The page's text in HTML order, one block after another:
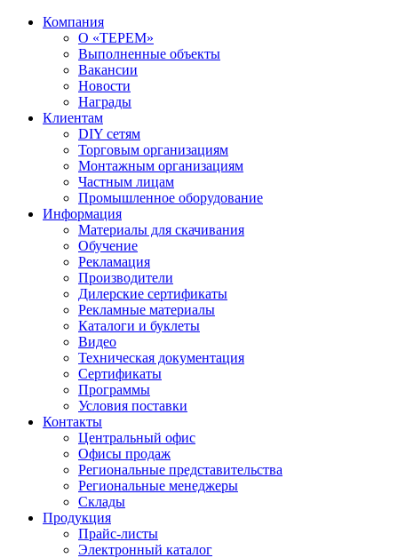
Компания
О «ТЕРЕМ»
Выполненные объекты
Вакансии
Новости
Награды
Клиентам
DIY сетям
Торговым организациям
Монтажным организациям
Частным лицам
Промышленное оборудование
Информация
Материалы для скачивания
Обучение
Рекламация
Производители
Дилерские сертификаты
Рекламные материалы
Каталоги и буклеты
Видео
Техническая документация
Сертификаты
Программы
Условия поставки
Контакты
Центральный офис
Офисы продаж
Региональные представительства
Региональные менеджеры
Склады
Продукция
Прайс-листы
Электронный каталог